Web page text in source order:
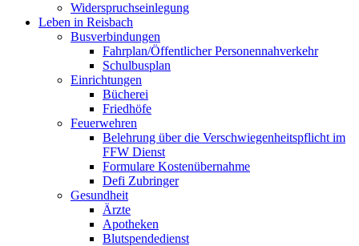
Widerspruchseinlegung
Leben in Reisbach
Busverbindungen
Fahrplan/Öffentlicher Personennahverkehr
Schulbusplan
Einrichtungen
Bücherei
Friedhöfe
Feuerwehren
Belehrung über die Verschwiegenheitspflicht im
FFW Dienst
Formulare Kostenübernahme
Defi Zubringer
Gesundheit
Ärzte
Apotheken
Blutspendedienst